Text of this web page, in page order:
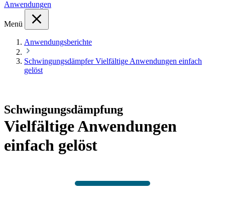
Anwendungen
Menü
Anwendungsberichte
Schwingungsdämpfer Vielfältige Anwendungen einfach
gelöst
Schwingungsdämpfung
Vielfältige Anwendungen
einfach gelöst